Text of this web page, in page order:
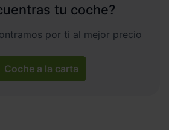
tu coche?
por ti al mejor precio
Coche a la carta